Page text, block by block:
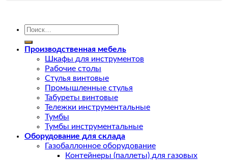
Искать:
Производственная мебель
Шкафы для инструментов
Рабочие столы
Стулья винтовые
Промышленные стулья
Табуреты винтовые
Тележки инструментальные
Тумбы
Тумбы инструментальные
Оборудование для склада
Газобаллонное оборудование
Контейнеры (паллеты) для газовых